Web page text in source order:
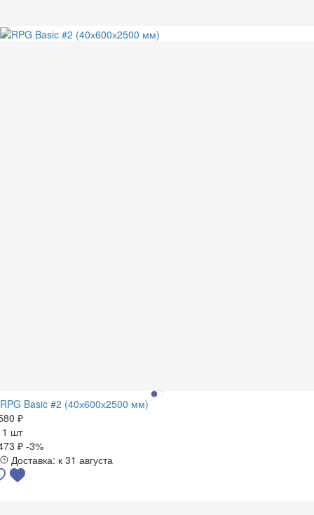
RPG Basic #2 (40х600х2500 мм)
₽
1 шт
₽ -3%
Доставка: к 31 августа